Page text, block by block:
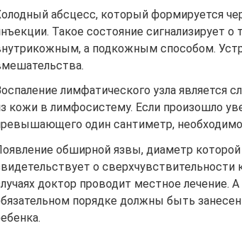
абсцесс, который формируется
Такое состояние сигнализирует
а подкожным способом.
лимфатического узла является
кожи в лимфосистему. Если произошло
один сантиметр, необходимо
обширной язвы, диаметр
о сверхчувствительности
доктор проводит местное лечение.
порядке должны быть